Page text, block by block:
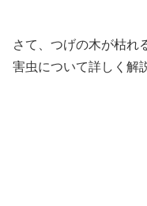
さて、つげの木が枯れ
害虫について詳しく解